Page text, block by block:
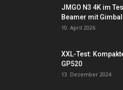
JMGO N3 4K im
Beamer mit
10. April 2026
XXL-Test:
GP520
13. Dezember 2024